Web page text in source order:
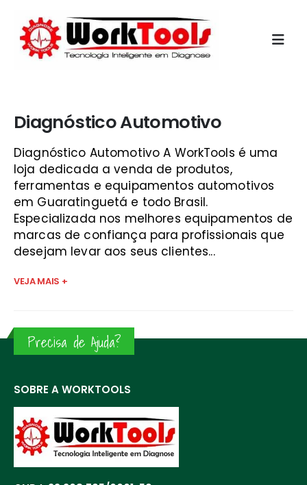
Diagnóstico Automotivo
Diagnóstico Automotivo A WorkTools é uma
loja dedicada a venda de produtos,
ferramentas e equipamentos automotivos
em Guaratinguetá e todo Brasil.
Especializada nos melhores equipamentos de
marcas de confiança para profissionais que
desejam levar aos seus clientes...
VEJA MAIS +
Precisa de Ajuda?
SOBRE A WORKTOOLS